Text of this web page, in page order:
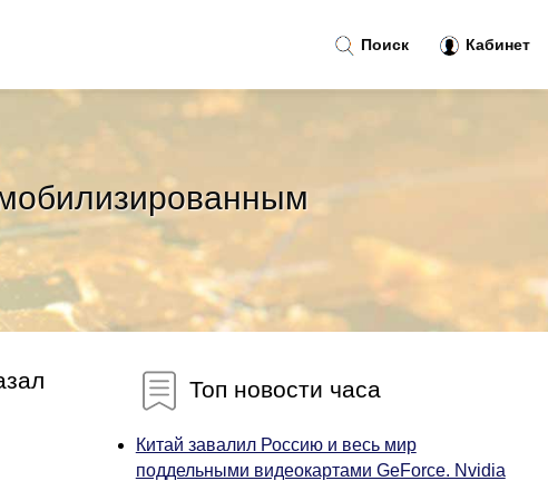
Топ новости часа
Китай завалил Россию и весь мир
поддельными видеокартами GeForce. Nvidia
Поиск Кабинет